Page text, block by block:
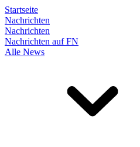
Startseite
Nachrichten
Nachrichten
Nachrichten auf FN
Alle News